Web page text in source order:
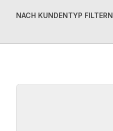
NACH KUNDENTYP FILTERN
Case studies